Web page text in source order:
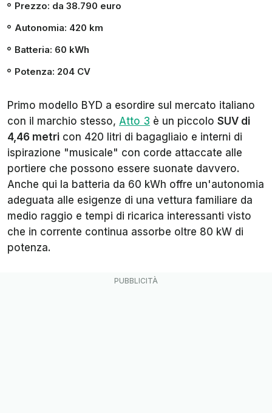
Prezzo: da 38.790 euro
Autonomia: 420 km
Batteria: 60 kWh
Potenza: 204 CV
Primo modello BYD a esordire sul mercato italiano
con il marchio stesso, Atto 3 è un piccolo SUV di
4,46 metri con 420 litri di bagagliaio e interni di
ispirazione "musicale" con corde attaccate alle
portiere che possono essere suonate davvero.
Anche qui la batteria da 60 kWh offre un'autonomia
adeguata alle esigenze di una vettura familiare da
medio raggio e tempi di ricarica interessanti visto
che in corrente continua assorbe oltre 80 kW di
potenza.